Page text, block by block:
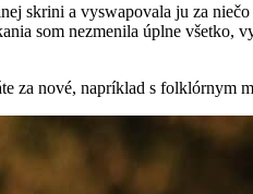
skrini a vyswapovala ju za
som nezmenila úplne všetko,
za nové, napríklad s folklórnym